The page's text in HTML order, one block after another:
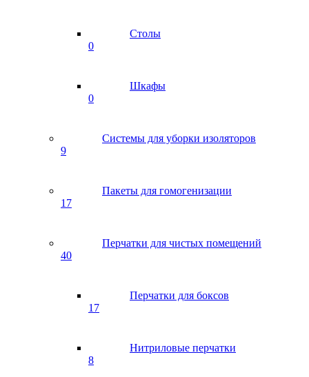
Столы
0
Шкафы
0
Системы для уборки изоляторов
9
Пакеты для гомогенизации
17
Перчатки для чистых помещений
40
Перчатки для боксов
17
Нитриловые перчатки
8